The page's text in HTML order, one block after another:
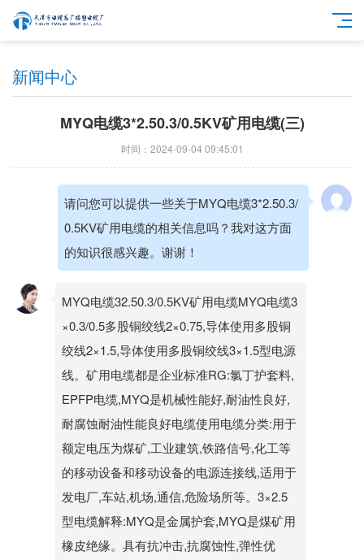
新闻中心
MYQ电缆3*2.50.3/0.5KV矿用电缆(三)
时间：2024-09-04 09:45:01
请问您可以提供一些关于MYQ电缆3*2.50.3/
0.5KV矿用电缆的相关信息吗？我对这方面
的知识很感兴趣。谢谢！
MYQ电缆32.50.3/0.5KV矿用电缆MYQ电缆3
×0.3/0.5多股铜绞线2×0.75,导体使用多股铜
绞线2×1.5,导体使用多股铜绞线3×1.5型电源
线。矿用电缆都是企业标准RG:氯丁护套料,
EPFP电缆,MYQ是机械性能好,耐油性良好,
耐腐蚀耐油性能良好电缆使用电缆分类:用于
额定电压为煤矿,工业建筑,铁路信号,化工等
的移动设备和移动设备的电源连接线,适用于
发电厂,车站,机场,通信,危险场所等。3×2.5
型电缆解释:MYQ是金属护套,MYQ是煤矿用
橡皮绝缘。具有抗冲击,抗腐蚀性,弹性优